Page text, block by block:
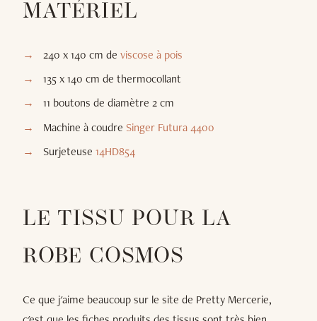
MATÉRIEL
240 x 140 cm de viscose à pois
135 x 140 cm de thermocollant
11 boutons de diamètre 2 cm
Machine à coudre Singer Futura 4400
Surjeteuse 14HD854
LE TISSU POUR LA
ROBE COSMOS
Ce que j'aime beaucoup sur le site de Pretty Mercerie,